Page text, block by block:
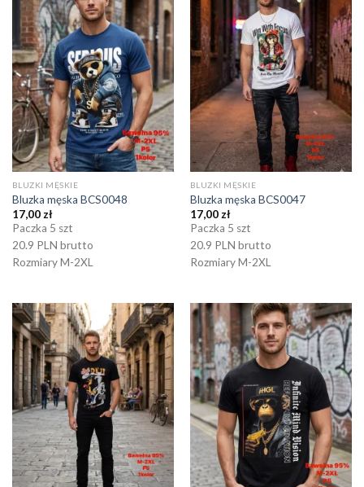
BLUZKI MĘSKIE
Bluzka męska BCS0048
17,00 zł
Paczka 5 szt
20.9 PLN brutto
Rozmiary M-2XL
BLUZKI MĘSKIE
Bluzka męska BCS0047
17,00 zł
Paczka 5 szt
20.9 PLN brutto
Rozmiary M-2XL